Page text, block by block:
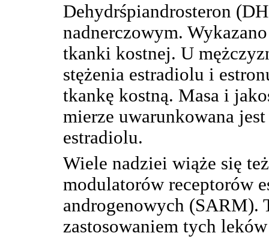
Dehydrśpiandrosteron
nadnerczowym.
tkanki kostnej. U
stężenia estradiolu i
tkankę kostną. Masa i
mierze uwarunkowana
estradiolu.
Wiele nadziei wiąże się
modulatorów receptorów
androgenowych (SARM).
zastosowaniem tych